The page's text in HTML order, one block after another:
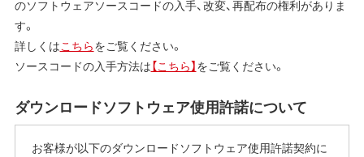
のソフトウェアソースコードの入手、改変、再配布の権利がありま
す。
詳しくはこちらをご覧ください。
ソースコードの入手方法は【こちら】をご覧ください。
ダウンロードソフトウェア使用許諾について
お客様が以下のダウンロードソフトウェア使用許諾契約に